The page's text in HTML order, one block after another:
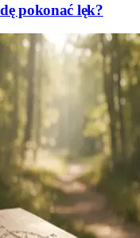
pokonać lęk?